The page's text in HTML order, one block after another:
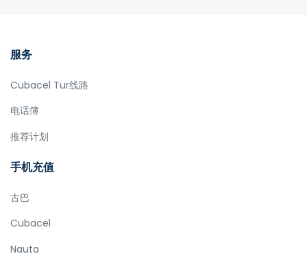
服务
Cubacel Tur线路
电话簿
推荐计划
手机充值
古巴
Cubacel
Nauta